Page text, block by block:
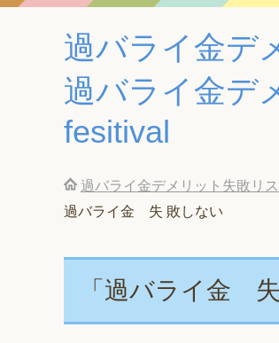
過バライ金デ
過バライ金デ
fesitival
過バライ金デメリット失敗リ
過バライ金 失 敗しない
「過バライ金